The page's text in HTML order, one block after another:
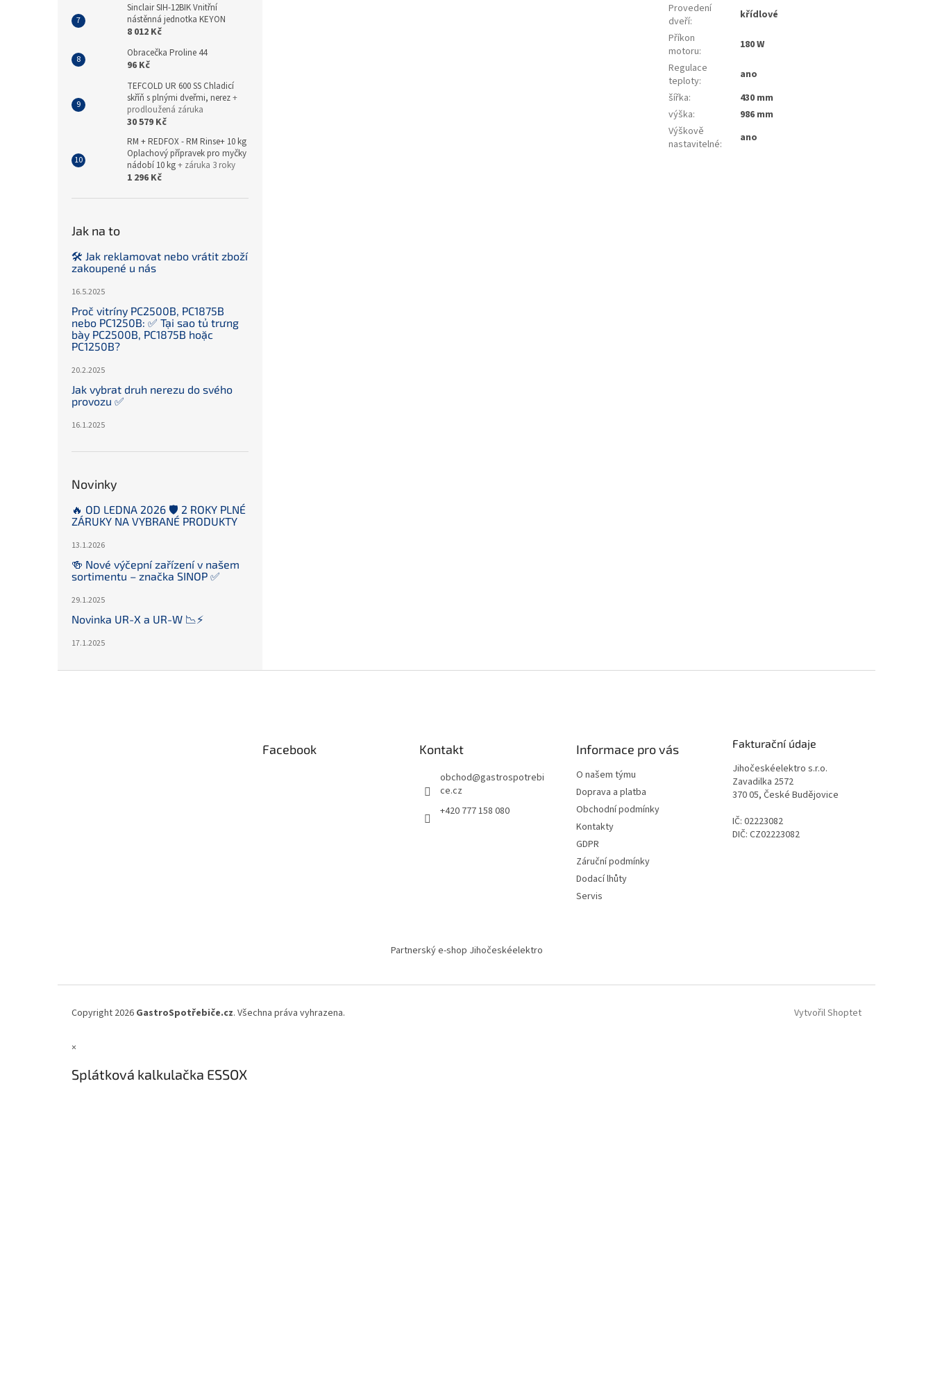
Sinclair SIH-12BIK Vnitřní
nástěnná jednotka KEYON
8 012 Kč
Obracečka Proline 44
96 Kč
TEFCOLD UR 600 SS Chladicí
skříň s plnými dveřmi, nerez+
prodloužená záruka
30 579 Kč
RM + REDFOX - RM Rinse+ 10 kg
Oplachový přípravek pro myčky
nádobí 10 kg+ záruka 3 roky
1 296 Kč
Jak na to
🛠️ Jak reklamovat nebo vrátit zboží
zakoupené u nás
16.5.2025
Proč vitríny PC2500B, PC1875B
nebo PC1250B: ✅ Tại sao tủ trưng
bày PC2500B, PC1875B hoặc
PC1250B?
20.2.2025
Jak vybrat druh nerezu do svého
provozu ✅
16.1.2025
Novinky
🔥 OD LEDNA 2026 🛡️ 2 ROKY PLNÉ
ZÁRUKY NA VYBRANÉ PRODUKTY
13.1.2026
🍻 Nové výčepní zařízení v našem
sortimentu – značka SINOP ✅
29.1.2025
Novinka UR-X a UR-W 📉⚡️
17.1.2025
Provedení
dveří:
křídlové
Příkon
motoru:
180 W
Regulace
teploty:
ano
šířka:
430 mm
výška:
986 mm
Výškově
nastavitelné: ano
Facebook Kontakt
obchod@gastrospotrebi
ce.cz
+420 777 158 080
Informace pro vás
O našem týmu
Doprava a platba
Obchodní podmínky
Kontakty
GDPR
Záruční podmínky
Dodací lhůty
Servis
Fakturační údaje
Jihočeskéelektro s.r.o.
Zavadilka 2572
370 05, České Budějovice
IČ: 02223082
DIČ: CZ02223082
Partnerský e-shop Jihočeskéelektro
Vytvořil Shoptet
Copyright 2026 GastroSpotřebiče.cz. Všechna práva vyhrazena.
×
Splátková kalkulačka ESSOX